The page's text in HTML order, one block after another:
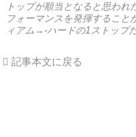
トップが順当となると思わ
フォーマンスを発揮すること
ィアム→-ハードの1ストップ
記事本文に戻る